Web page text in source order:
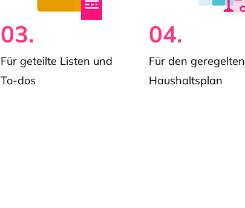
03.
Für geteilte Listen und
To-dos
04.
Für den geregelten
Haushaltsplan